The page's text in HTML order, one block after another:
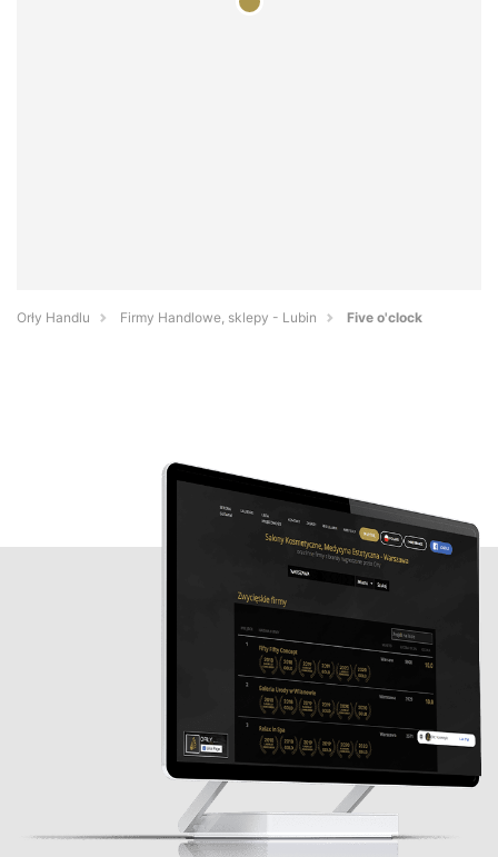
Orły Handlu Firmy Handlowe, sklepy - Lubin Five o'clock